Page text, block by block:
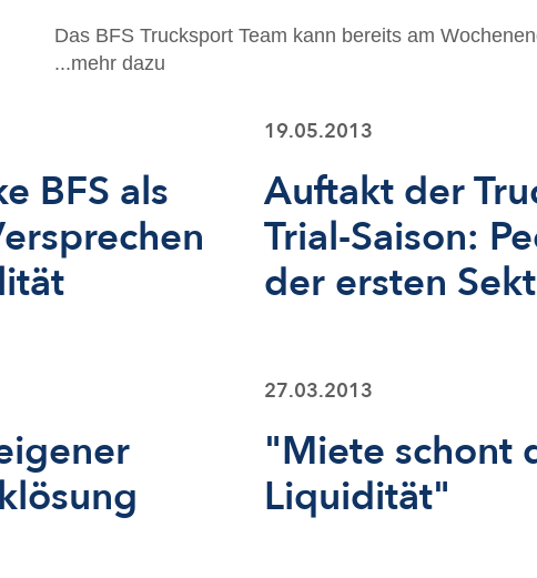
Das BFS Trucksport Team kann bereits am
...mehr dazu
BFS als
19.05.2013
Auftakt der
Trial-Saison:
der ersten
27.03.2013
"Miete schont
Liquidität"